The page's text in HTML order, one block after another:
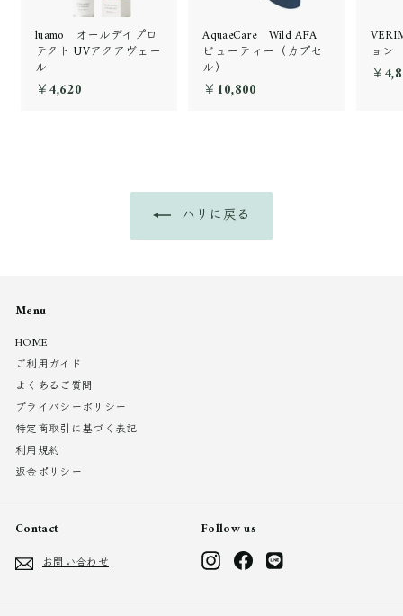
luamo オールデイプロ
テクト UVアクアヴェー
ル
￥4,620
AquaeCare Wild AFA
ビューティー（カプセ
ル）
￥10,800
ョン
￥
ハリに戻る
Menu
HOME
ご利用ガイド
よくあるご質問
プライバシーポリシー
特定商取引に基づく表記
利用規約
返金ポリシー
Contact
お問い合わせ
Follow us
Instagram Facebook